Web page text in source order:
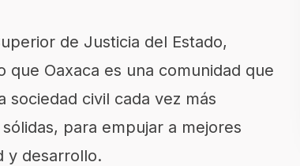
de Justicia del Estado,
que Oaxaca es una comunidad que
sociedad civil cada vez más
para empujar a mejores
y desarrollo.